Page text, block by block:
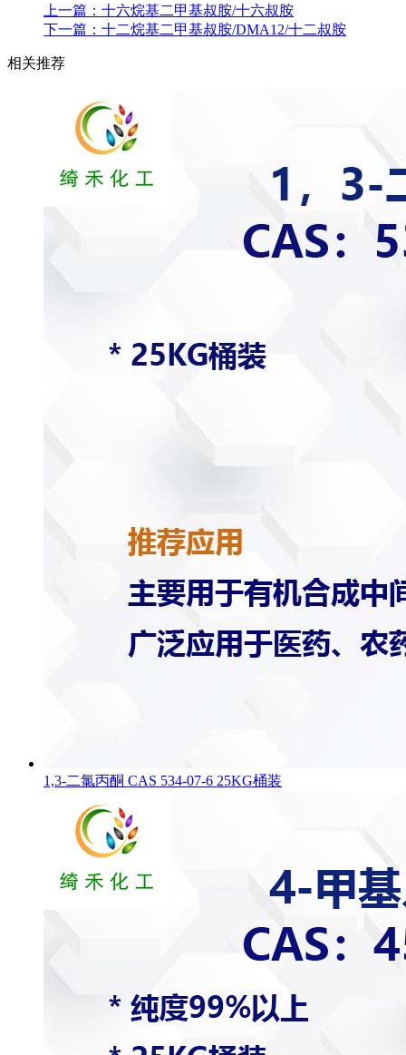
上一篇： 十六烷基二甲基叔胺/十六叔胺
下一篇： 十二烷基二甲基叔胺/DMA12/十二叔胺
相关推荐
1,3-二氯丙酮 CAS 534-07-6 25KG桶装